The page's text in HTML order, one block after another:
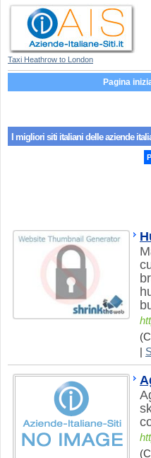
Taxi Heathrow to London
Pagina
I migliori siti italiani delle aziende